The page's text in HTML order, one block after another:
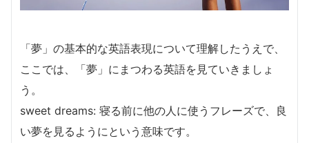
「夢」の基本的な英語表現について理解したうえで、
ここでは、「夢」にまつわる英語を見ていきましょ
う。
sweet dreams: 寝る前に他の人に使うフレーズで、良
い夢を見るようにという意味です。